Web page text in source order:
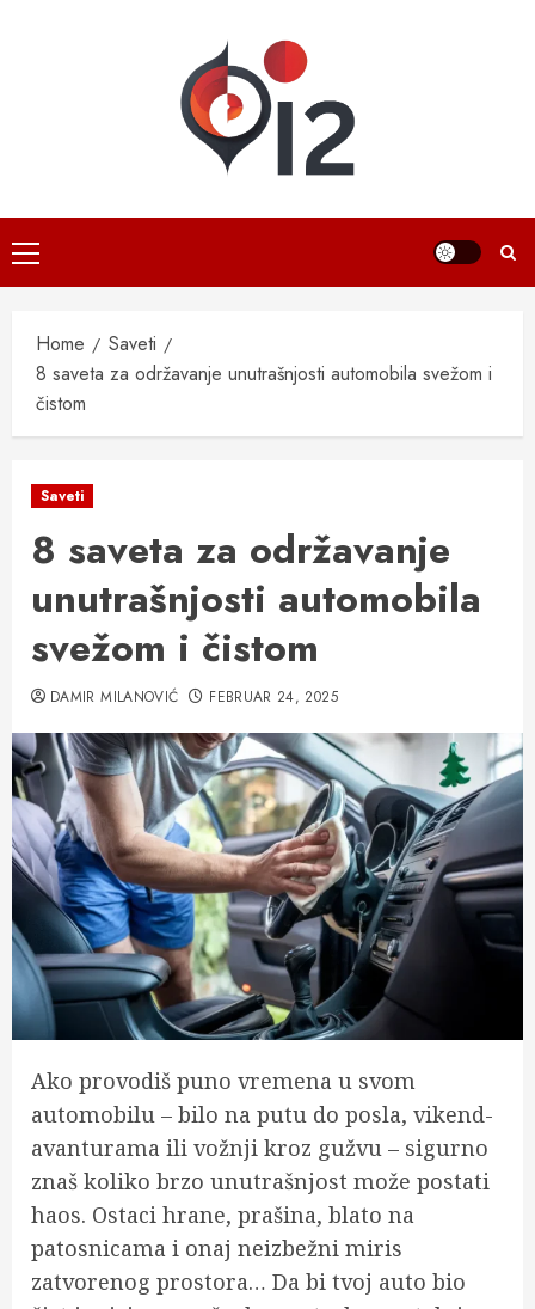
Primary
Menu
Home
Saveti
8 saveta za održavanje unutrašnjosti automobila svežom i
čistom
Saveti
8 saveta za održavanje
unutrašnjosti automobila
svežom i čistom
DAMIR MILANOVIĆ FEBRUAR 24, 2025
Ako provodiš puno vremena u svom
automobilu – bilo na putu do posla, vikend-
avanturama ili vožnji kroz gužvu – sigurno
znaš koliko brzo unutrašnjost može postati
haos. Ostaci hrane, prašina, blato na
patosnicama i onaj neizbežni miris
zatvorenog prostora… Da bi tvoj auto bio